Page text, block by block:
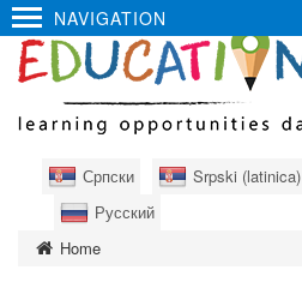
NAVIGATION
Српски Srpski (latinica)
Русский
Home